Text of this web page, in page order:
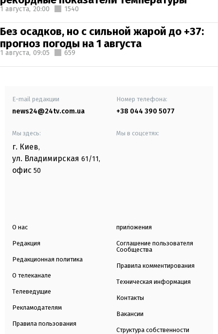
1 августа, 20:00 1540
Без осадков, но с сильной жарой до +37:
прогноз погоды на 1 августа
1 августа, 09:05 659
E-mail редакции
news24@24tv.com.ua
Номер телефона:
+38 044 390 5077
Мы здесь:
г. Киев,
ул. Владимирская 61/11,
офис 50
Мы в соцсетях:
О нас
Редакция
Редакционная политика
О телеканале
Телеведущие
Рекламодателям
Правила пользования
приложения
Соглашение пользователя
Сообщества
Правила комментирования
Техническая информация
Контакты
Вакансии
Структура собственности